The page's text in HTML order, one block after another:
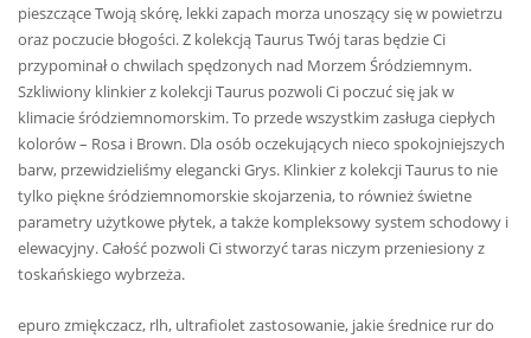
pieszczące Twoją skórę, lekki zapach morza unoszący się w powietrzu
oraz poczucie błogości. Z kolekcją Taurus Twój taras będzie Ci
przypominał o chwilach spędzonych nad Morzem Śródziemnym.
Szkliwiony klinkier z kolekcji Taurus pozwoli Ci poczuć się jak w
klimacie śródziemnomorskim. To przede wszystkim zasługa ciepłych
kolorów – Rosa i Brown. Dla osób oczekujących nieco spokojniejszych
barw, przewidzieliśmy elegancki Grys. Klinkier z kolekcji Taurus to nie
tylko piękne śródziemnomorskie skojarzenia, to również świetne
parametry użytkowe płytek, a także kompleksowy system schodowy i
elewacyjny. Całość pozwoli Ci stworzyć taras niczym przeniesiony z
toskańskiego wybrzeża.
epuro zmiękczacz, rlh, ultrafiolet zastosowanie, jakie średnice rur do